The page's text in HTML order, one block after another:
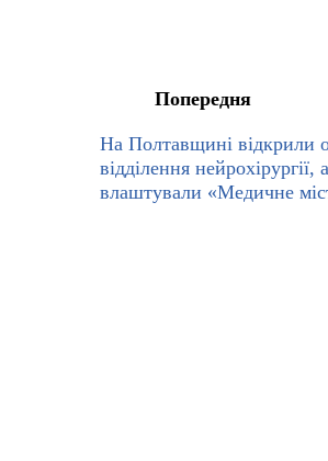
Попередня
На Полтавщині відкрили
відділення нейрохірургії,
влаштували «Медичне